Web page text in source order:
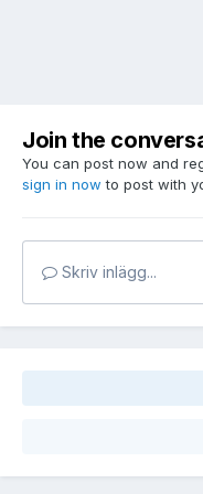
Join the
You can post now and
sign in now to post with
Skriv inlägg...